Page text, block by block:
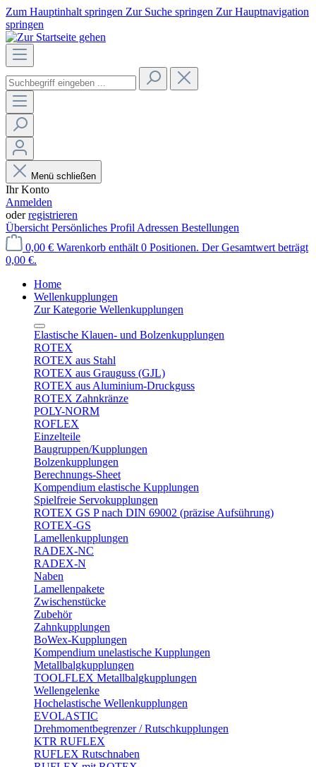
Zum Hauptinhalt springen Zur Suche springen Zur Hauptnavigation
springen
Menü schließen
Ihr Konto
Anmelden
oderregistrieren
Übersicht Persönliches Profil Adressen Bestellungen
0,00 € Warenkorb enthält 0 Positionen. Der Gesamtwert beträgt
0,00 €.
Home
Wellenkupplungen
Zur Kategorie Wellenkupplungen
Elastische Klauen- und Bolzenkupplungen
ROTEX
ROTEX aus Stahl
ROTEX aus Grauguss (GJL)
ROTEX aus Aluminium-Druckguss
ROTEX Zahnkränze
POLY-NORM
ROFLEX
Einzelteile
Baugruppen/Kupplungen
Bolzenkupplungen
Berechnungs-Sheet
Kompendium elastische Kupplungen
Spielfreie Servokupplungen
ROTEX GS P nach DIN 69002 (präzise Aufsührung)
ROTEX-GS
Lamellenkupplungen
RADEX-NC
RADEX-N
Naben
Lamellenpakete
Zwischenstücke
Zubehör
Zahnkupplungen
BoWex-Kupplungen
Kompendium unelastische Kupplungen
Metallbalgkupplungen
TOOLFLEX Metallbalgkupplungen
Wellengelenke
Hochelastische Wellenkupplungen
EVOLASTIC
Drehmomentbegrenzer / Rutschkupplungen
KTR RUFLEX
RUFLEX Rutschnaben